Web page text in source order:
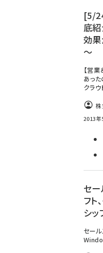
[5/
底紹
効
～
【営
あっ
クラ
2013年
セー
フト
シ
セー